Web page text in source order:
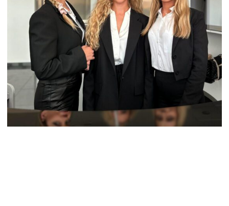
KONFERENCJA W CENTRUM KEZO
JABŁONNA